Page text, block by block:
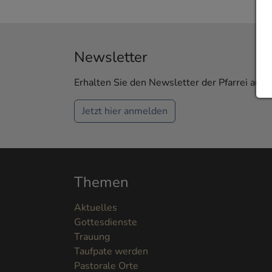
Newsletter
Erhalten Sie den Newsletter der Pfarrei aus
Jetzt hier anmelden
Themen
Aktuelles
Gottesdienste
Trauung
Taufpate werden
Pastorale Orte